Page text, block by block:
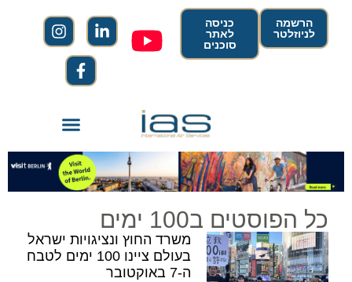
הרשמה
לניוזלטר
כניסה
לאתר
סוכנים
כל הפוסטים ב100 ימים
משרד החוץ ונציגויות ישראל
בעולם ציינו 100 ימים לטבח
ה-7 באוקטובר